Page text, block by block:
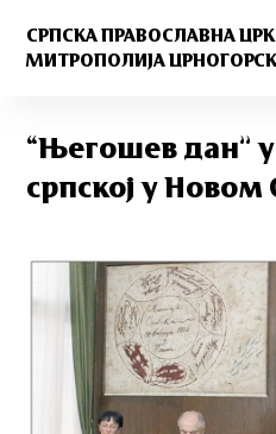
СРПСКА ПРАВОСЛАВНА
МИТРОПОЛИЈА
“Његошев дан”
српској у Новом